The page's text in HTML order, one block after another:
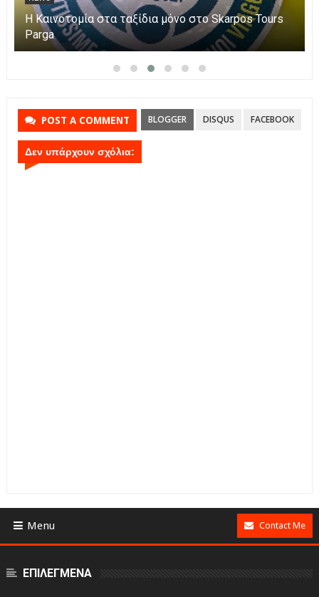
Η Καινοτομία στα ταξίδια μόνο στο Skarpos Tours
Parga
POST A COMMENT BLOGGER DISQUS FACEBOOK
Δεν υπάρχουν σχόλια:
Menu Contact Me
ΕΠΙΛΕΓΜΕΝΑ